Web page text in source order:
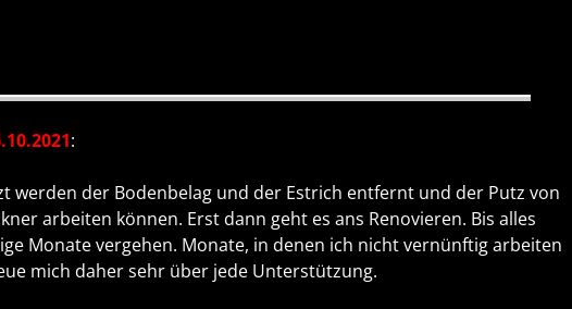
:
werden der Bodenbelag und der Estrich entfernt und der Putz von
arbeiten können. Erst dann geht es ans Renovieren. Bis alles
Monate vergehen. Monate, in denen ich nicht vernünftig arbeiten
mich daher sehr über jede Unterstützung.